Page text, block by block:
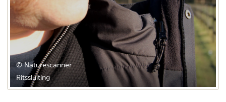
© Naturescanner
Ritssluiting